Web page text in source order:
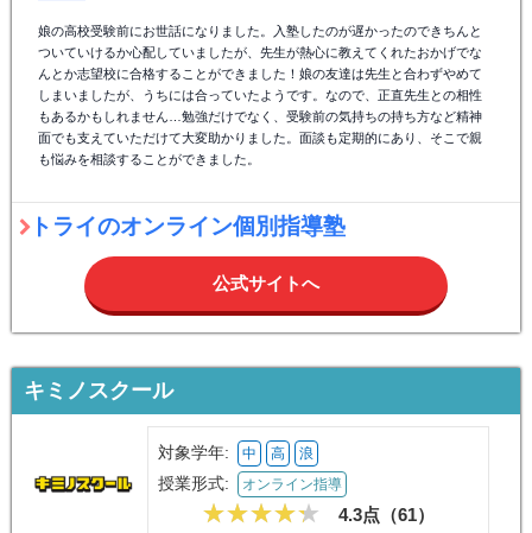
娘の高校受験前にお世話になりました。入塾したのが遅かったのできちんと
ついていけるか心配していましたが、先生が熱心に教えてくれたおかげでな
んとか志望校に合格することができました！娘の友達は先生と合わずやめて
しまいましたが、うちには合っていたようです。なので、正直先生との相性
もあるかもしれません…勉強だけでなく、受験前の気持ちの持ち方など精神
面でも支えていただけて大変助かりました。面談も定期的にあり、そこで親
も悩みを相談することができました。
トライのオンライン個別指導塾
公式サイトへ
キミノスクール
対象学年: 中 高 浪
授業形式: オンライン指導
4.3点（61）